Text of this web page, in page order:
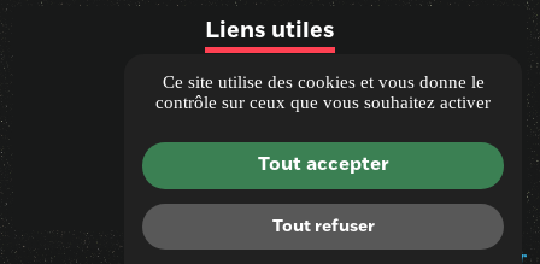
Liens utiles
Guide Local
Informations complémentaires
Mentions légales
Politique de confidentialité
Gestion des cookies
Ce site utilise des cookies et vous donne le
contrôle sur ceux que vous souhaitez activer
Tout accepter
Tout refuser